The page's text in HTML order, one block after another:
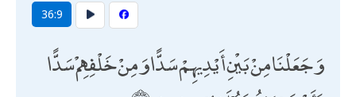
36:9
وَجَعَلْنَا مِنْ بَيْنِ أَيْدِيهِمْ سَدًّا وَمِنْ خَلْفِهِمْ سَدًّا